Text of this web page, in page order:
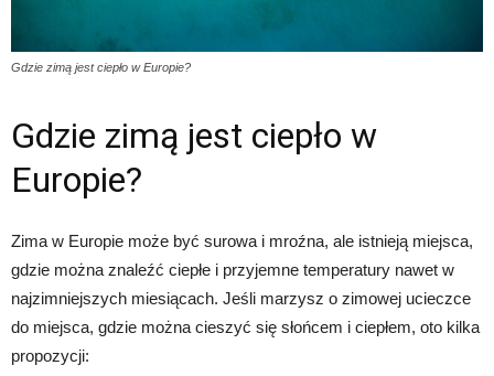
Gdzie zimą jest ciepło w Europie?
Gdzie zimą jest ciepło w
Europie?
Zima w Europie może być surowa i mroźna, ale istnieją miejsca,
gdzie można znaleźć ciepłe i przyjemne temperatury nawet w
najzimniejszych miesiącach. Jeśli marzysz o zimowej ucieczce
do miejsca, gdzie można cieszyć się słońcem i ciepłem, oto kilka
propozycji: